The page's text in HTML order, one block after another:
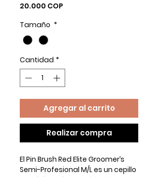
20.000 COP
Tamaño *
Cantidad *
Agregar al carrito
Realizar compra
El Pin Brush Red Elite Groomer’s
Semi-Profesional M/L es un cepillo